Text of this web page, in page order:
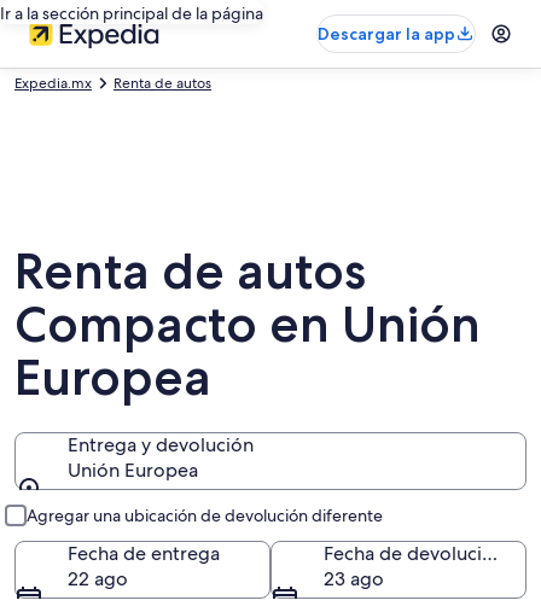
Ir a la sección principal de la página
Descargar la app
Expedia.mx Renta de autos
Renta de autos
Compacto en Unión
Europea
Entrega y devolución
Unión Europea
Agregar una ubicación de devolución diferente
Fecha de entrega
22 ago
Fecha de devolución
23 ago